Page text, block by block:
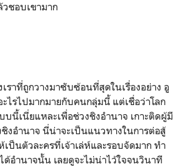
ชอบเขามาก
ราที่ถูกวางมาซับซ้อนที่สุดในเรื่องอย่าง อู
ะไรไปมากมายกับคนกลุ่มนี้ แต่เชื่อว่าโลก
บนี้เนี่ยแหละเพื่อช่วงชิงอำนาจ เกาะติดผู้มี
งอำนาจ นี่น่าจะเป็นแนวทางในการต่อสู้
เป็นตัวละครที่เจ้าเล่ห์และรอบจัดมาก ทำ
ด้อำนาจนั้น เลยดูจะไม่น่าไว้ใจจนวินาที